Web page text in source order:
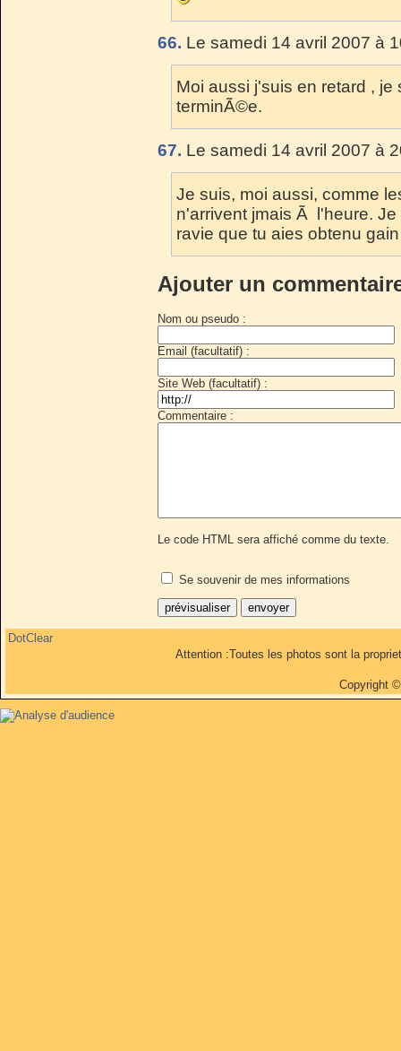
66. Le samedi 14 avril 2007 à
Moi aussi j'suis en retard ,
terminÃ©e.
67. Le samedi 14 avril 2007 à
Je suis, moi aussi, comme
n'arrivent jmais Ã l'heure.
ravie que tu aies obtenu
Ajouter un
Nom ou pseudo :
Email (facultatif) :
Site Web (facultatif) :
Commentaire :
Le code HTML sera affiché comme du texte.
Se souvenir de mes informations
DotClear
Attention :Toutes les photos sont la
Copyright